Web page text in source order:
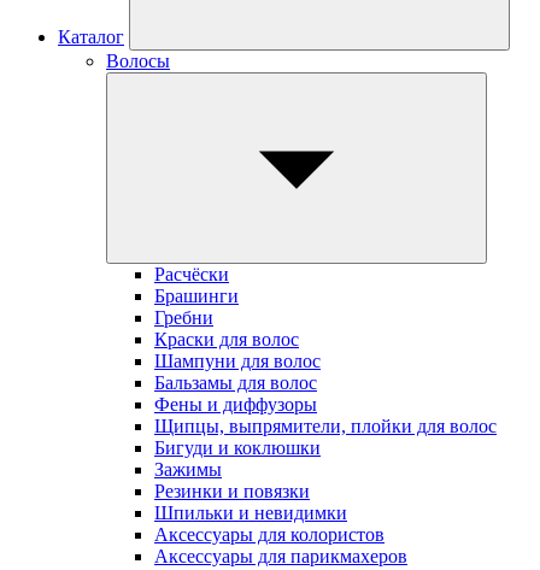
Каталог
Волосы
Расчёски
Брашинги
Гребни
Краски для волос
Шампуни для волос
Бальзамы для волос
Фены и диффузоры
Щипцы, выпрямители, плойки для волос
Бигуди и коклюшки
Зажимы
Резинки и повязки
Шпильки и невидимки
Аксессуары для колористов
Аксессуары для парикмахеров